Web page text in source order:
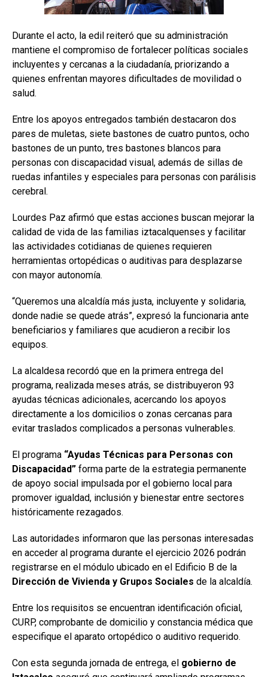
Durante el acto, la edil reiteró que su administración
mantiene el compromiso de fortalecer políticas sociales
incluyentes y cercanas a la ciudadanía, priorizando a
quienes enfrentan mayores dificultades de movilidad o
salud.
Entre los apoyos entregados también destacaron dos
pares de muletas, siete bastones de cuatro puntos, ocho
bastones de un punto, tres bastones blancos para
personas con discapacidad visual, además de sillas de
ruedas infantiles y especiales para personas con parálisis
cerebral.
Lourdes Paz afirmó que estas acciones buscan mejorar la
calidad de vida de las familias iztacalquenses y facilitar
las actividades cotidianas de quienes requieren
herramientas ortopédicas o auditivas para desplazarse
con mayor autonomía.
“Queremos una alcaldía más justa, incluyente y solidaria,
donde nadie se quede atrás”, expresó la funcionaria ante
beneficiarios y familiares que acudieron a recibir los
equipos.
La alcaldesa recordó que en la primera entrega del
programa, realizada meses atrás, se distribuyeron 93
ayudas técnicas adicionales, acercando los apoyos
directamente a los domicilios o zonas cercanas para
evitar traslados complicados a personas vulnerables.
El programa “Ayudas Técnicas para Personas con
Discapacidad” forma parte de la estrategia permanente
de apoyo social impulsada por el gobierno local para
promover igualdad, inclusión y bienestar entre sectores
históricamente rezagados.
Las autoridades informaron que las personas interesadas
en acceder al programa durante el ejercicio 2026 podrán
registrarse en el módulo ubicado en el Edificio B de la
Dirección de Vivienda y Grupos Sociales de la alcaldía.
Entre los requisitos se encuentran identificación oficial,
CURP, comprobante de domicilio y constancia médica que
especifique el aparato ortopédico o auditivo requerido.
Con esta segunda jornada de entrega, el gobierno de